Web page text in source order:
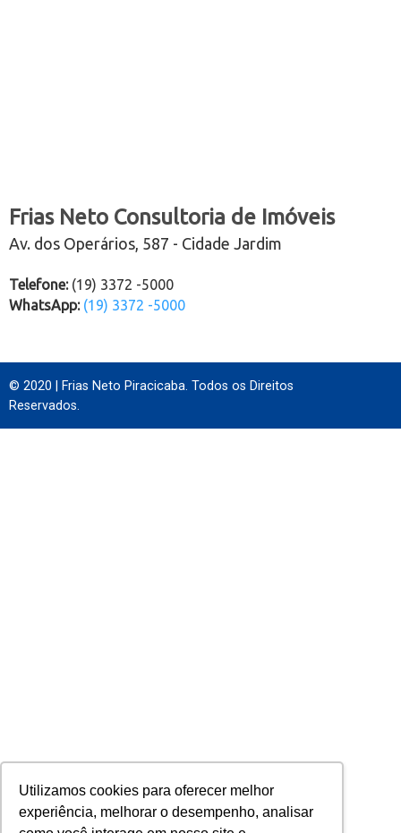
Utilizamos cookies para oferecer melhor
experiência, melhorar o desempenho, analisar
Frias Neto Consultoria de Imóveis
Av. dos Operários, 587 - Cidade Jardim
Telefone: (19) 3372 -5000
WhatsApp: (19) 3372 -5000
© 2020 | Frias Neto Piracicaba. Todos os Direitos
Reservados.